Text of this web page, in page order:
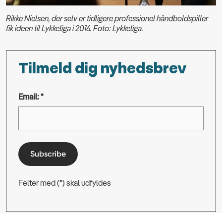
Rikke Nielsen, der selv er tidligere professionel håndboldspiller
fik ideen til Lykkeliga i 2016. Foto: Lykkeliga.
Tilmeld dig nyhedsbrev
Email: *
Subscribe
Felter med (*) skal udfyldes